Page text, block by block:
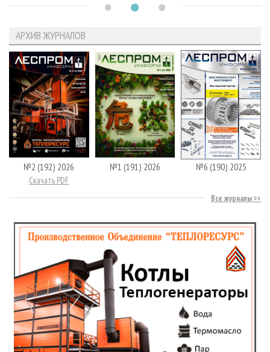
АРХИВ ЖУРНАЛОВ
№2 (192) 2026
Скачать PDF
№1 (191) 2026 №6 (190) 2025
Все журналы